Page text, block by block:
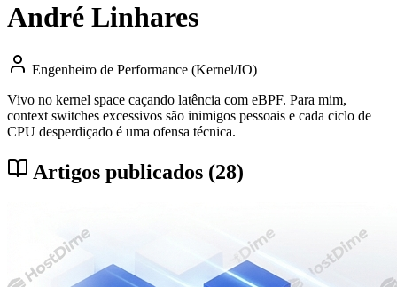
André Linhares
Engenheiro de Performance (Kernel/IO)
Vivo no kernel space caçando latência com eBPF. Para mim,
context switches excessivos são inimigos pessoais e cada ciclo de
CPU desperdiçado é uma ofensa técnica.
Artigos publicados (28)